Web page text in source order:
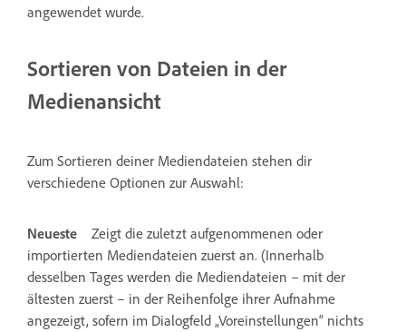
angewendet wurde.
Sortieren von Dateien in der
Medienansicht
Zum Sortieren deiner Mediendateien stehen dir
verschiedene Optionen zur Auswahl:
Neueste
Zeigt die zuletzt aufgenommenen oder
importierten Mediendateien zuerst an. (Innerhalb
desselben Tages werden die Mediendateien – mit der
ältesten zuerst – in der Reihenfolge ihrer Aufnahme
angezeigt, sofern im Dialogfeld „Voreinstellungen“ nichts